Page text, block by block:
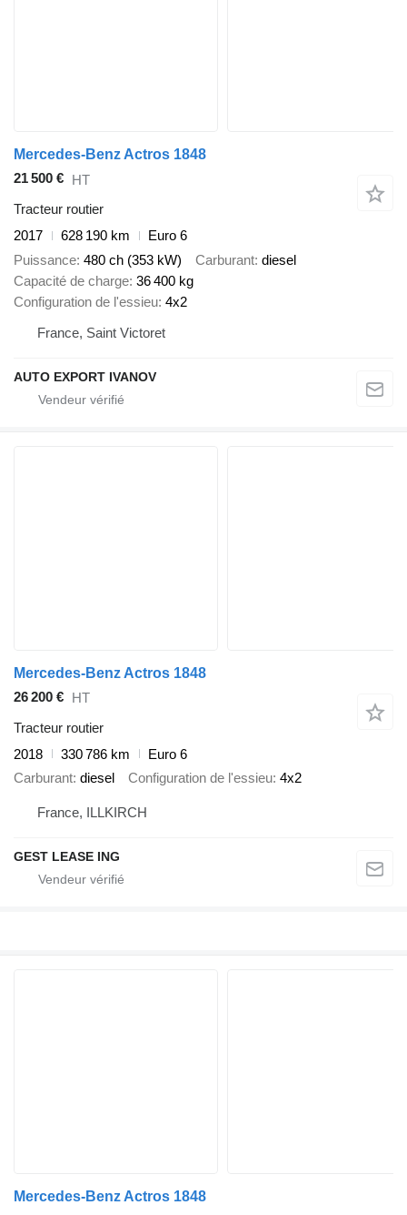
Mercedes-Benz Actros 1848
21 500 € HT
Tracteur routier
2017
628 190 km
Euro 6
Puissance 480 ch (353 kW) Carburant diesel
Capacité de charge 36 400 kg
Configuration de l'essieu 4x2
France, Saint Victoret
AUTO EXPORT IVANOV
Mercedes-Benz Actros 1848
26 200 € HT
Tracteur routier
2018
330 786 km
Euro 6
Carburant diesel Configuration de l'essieu 4x2
France, ILLKIRCH
GEST LEASE ING
Mercedes-Benz Actros 1848